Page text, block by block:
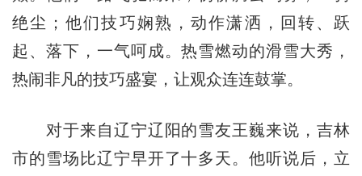
绝尘；他们技巧娴熟，动作潇洒，回转、跃
起、落下，一气呵成。热雪燃动的滑雪大秀，
热闹非凡的技巧盛宴，让观众连连鼓掌。
对于来自辽宁辽阳的雪友王巍来说，吉林
市的雪场比辽宁早开了十多天。他听说后，立